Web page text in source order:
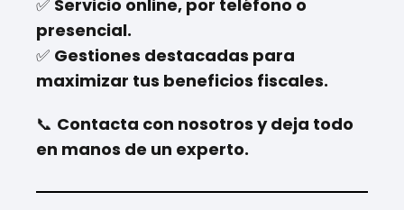
✅ Servicio online, por teléfono o
presencial.
✅ Gestiones destacadas para
maximizar tus beneficios fiscales.
📞 Contacta con nosotros y deja todo
en manos de un experto.